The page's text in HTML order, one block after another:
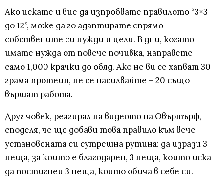
Ако искате и вие да изпробвате правилото “3×3
до 12”, може да го адаптирате спрямо
собствените си нужди и цели. В дни, когато
имате нужда от повече почивка, направете
само 1,000 крачки до обяд. Ако не ви се хапват 30
грама протеин, не се насилвайте – 20 също
вършат работа.
Друг човек, реагирал на видеото на Овъртърф,
споделя, че ще добави това правило към вече
установената си сутрешна рутина: да изрази 3
неща, за които е благодарен, 3 неща, които иска
да постигнеи 3 неща, които обича в себе си.